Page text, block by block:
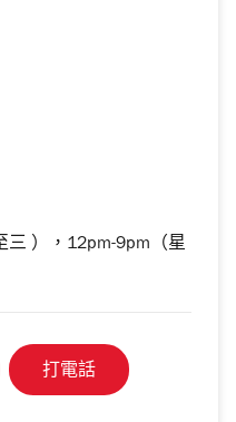
三 ），12pm-9pm（星
打電話